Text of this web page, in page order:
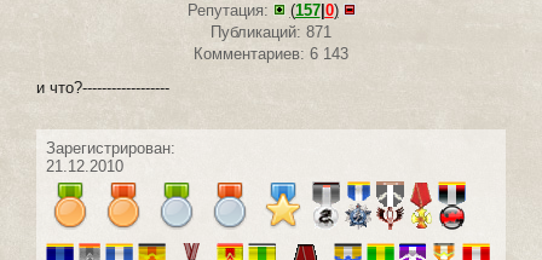
Репутация:
(157| 0)
Публикаций: 871
Комментариев: 6 143
и что?------------------
Зарегистрирован:
21.12.2010